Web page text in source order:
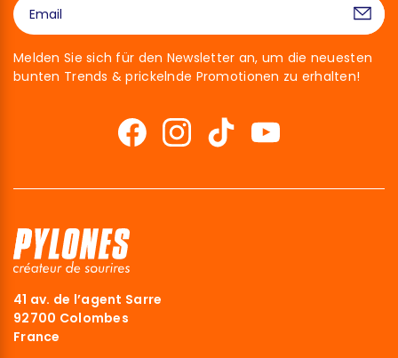
Melden Sie sich für den Newsletter an, um die neuesten
bunten Trends & prickelnde Promotionen zu erhalten!
41 av. de l’agent Sarre
92700 Colombes
France
Hallo!
Wir sind die Cookies
Wir haben gewartet, um sicherzugehen, dass du an den Inhalten
dieser Website interessiert bist, bevor wir dich stören, aber wir
sein...